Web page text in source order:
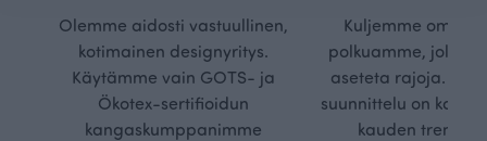
Olemme aidosti vastuullinen,
kotimainen designyritys.
Käytämme vain GOTS- ja
Ökotex-sertifioidun
kangaskumppanimme
Kuljemme omaa,
polkuamme, jolla
aseteta rajoja.
suunnittelu on
kauden